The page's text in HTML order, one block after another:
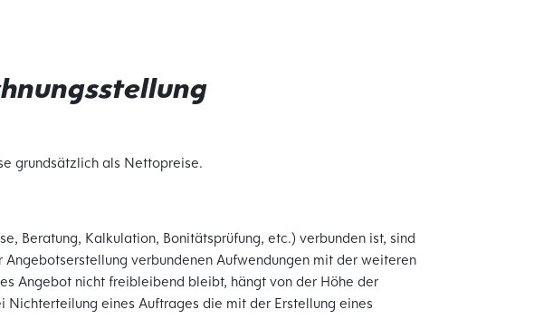
grundsätzlich als Nettopreise.
Beratung, Kalkulation, Bonitätsprüfung, etc.) verbunden ist, sind
verbundenen Aufwendungen mit der weiteren
Angebot nicht freibleibend bleibt, hängt von der Höhe der
Nichterteilung eines Auftrages die mit der Erstellung eines